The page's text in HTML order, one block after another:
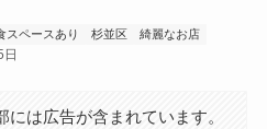
スペースあり 杉並区 綺麗なお店
は広告が含まれています。